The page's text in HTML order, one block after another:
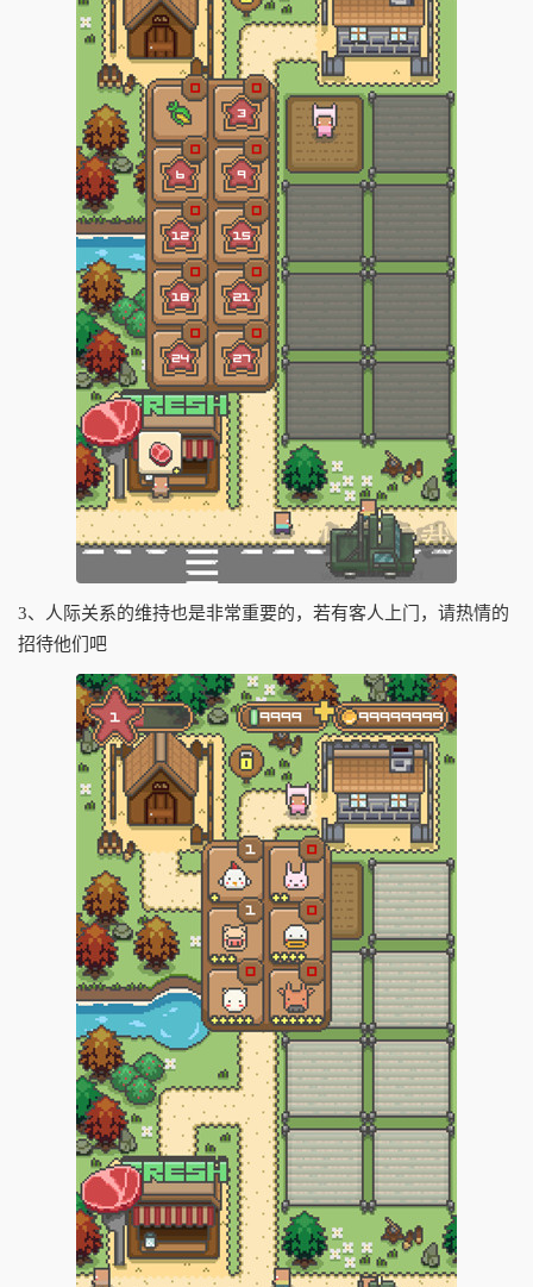
3、人际关系的维持也是非常重要的，若有客人上门，请热情的
招待他们吧